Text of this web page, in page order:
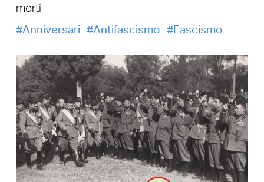
morti
Anniversari
Antifascismo Fascismo